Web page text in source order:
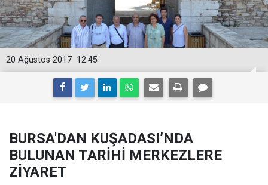
12:45
20 Ağustos 2017
BURSA'DAN KUŞADASI’NDA
BULUNAN TARİHİ MERKEZLERE
ZİYARET